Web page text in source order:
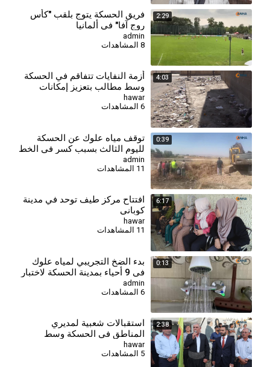
2:29
فريق الحسكة يتوج بلقب "كأس
روج آفا" في ألمانيا
admin
4:03
أزمة النفايات تتفاقم في الحسكة
وسط مطالب بتعزيز إمكانات
قطاع النظافة
hawar
6 المشاهدات
0:39
توقف مياه علوك عن الحسكة
لليوم الثالث بسبب كسر في الخط
الرئيس
admin
11 المشاهدات
6:17
افتتاح مركز طيف توحد في مدينة
كوباني
hawar
11 المشاهدات
0:13
بدء الضخ التجريبي لمياه علوك
في 9 أحياء بمدينة الحسكة لاختبار
الشبكة
admin
2:38
استقبالات شعبية لمديري
المناطق في الحسكة وسط
تأكيدات على خدمة المواطنين
وتعزيز التعايش
hawar
5 المشاهدات